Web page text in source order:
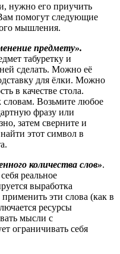
нужно его приучить
помогут следующие
мышления.
предмету».
табуретку и
сделать. Можно её
для ёлки. Можно
в качестве стола.
Возьмите любое
фразу или
затем сверните и
этот символ в
количества слов».
реальное
выработка
эти слова (как в
ресурсы
мысли с
ограничивать себя